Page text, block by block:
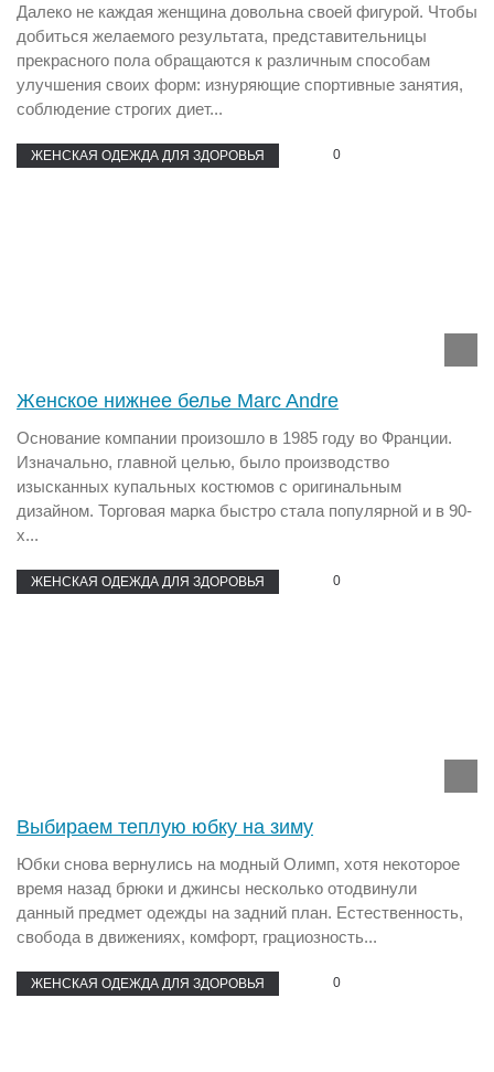
Далеко не каждая женщина довольна своей фигурой. Чтобы
добиться желаемого результата, представительницы
прекрасного пола обращаются к различным способам
улучшения своих форм: изнуряющие спортивные занятия,
соблюдение строгих диет...
ЖЕНСКАЯ ОДЕЖДА ДЛЯ ЗДОРОВЬЯ 0
Женское нижнее белье Marc Andre
Основание компании произошло в 1985 году во Франции.
Изначально, главной целью, было производство
изысканных купальных костюмов с оригинальным
дизайном. Торговая марка быстро стала популярной и в 90-
х...
ЖЕНСКАЯ ОДЕЖДА ДЛЯ ЗДОРОВЬЯ 0
Выбираем теплую юбку на зиму
Юбки снова вернулись на модный Олимп, хотя некоторое
время назад брюки и джинсы несколько отодвинули
данный предмет одежды на задний план. Естественность,
свобода в движениях, комфорт, грациозность...
ЖЕНСКАЯ ОДЕЖДА ДЛЯ ЗДОРОВЬЯ 0